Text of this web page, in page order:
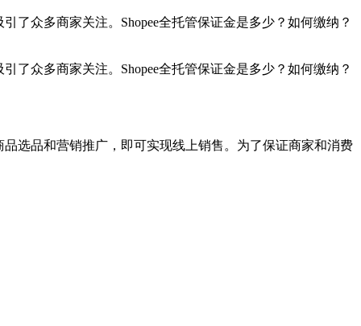
了众多商家关注。Shopee全托管保证金是多少？如何缴纳？
了众多商家关注。Shopee全托管保证金是多少？如何缴纳？
选品和营销推广，即可实现线上销售。为了保证商家和消费